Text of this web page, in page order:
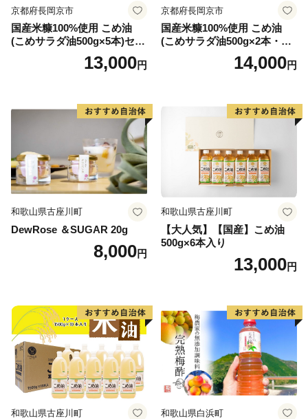
京都府長岡京市
国産米糠100%使用 こめ油
(こめサラダ油500g×5本)セッ
13,000円
京都府長岡京市
国産米糠100%使用 こめ油
(こめサラダ油500g×2本・こ
め胚芽油500g×3本)セット [1
14,000円
和歌山県古座川町
DewRose ＆SUGAR 20g
8,000円
和歌山県古座川町
【大人気】【国産】こめ油
500g×6本入り
13,000円
和歌山県古座川町 和歌山県白浜町